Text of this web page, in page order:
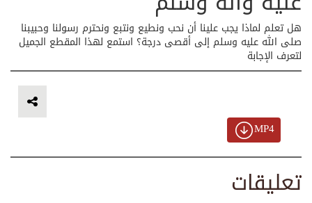
هل تعلم لماذا يجب علينا أن نحب ونطيع ونتبع ونحترم رسولنا وحبيبنا
صلى الله عليه وسلم إلى أقصى درجة؟ استمع لهذا المقطع الجميل
لتعرف الإجابة
MP4
تعليقات